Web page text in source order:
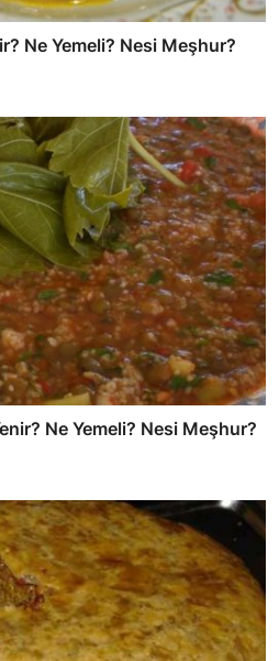
Ne Yemeli? Nesi Meşhur?
Ne Yemeli? Nesi Meşhur?